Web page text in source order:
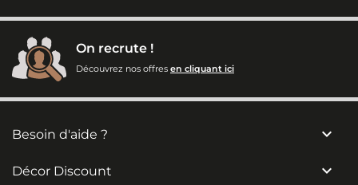
On recrute !
Découvrez nos offres en cliquant ici
Besoin d'aide ? 
Décor Discount 